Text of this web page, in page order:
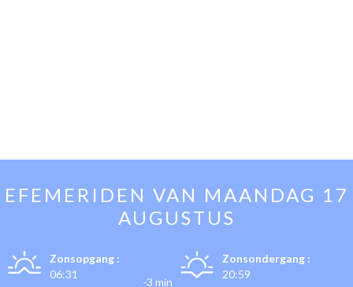
EFEMERIDEN VAN MAANDAG 17
AUGUSTUS
Zonsopgang :
06:31
-3 min
Zonsondergang :
20:59